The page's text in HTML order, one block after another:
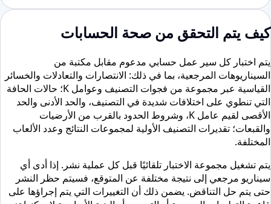
كيف يتم التحقق من صحة الحسابات
يتم اختبار كل سير عمل حسابي مدعوم مقابل مكتبة من
السيناريوهات المرجعية، بما في ذلك: الانتصارات والتعادلات والخسائر
القياسية عبر مجموعة من فجوات التصنيف وعوامل K؛ حالات الحافة
التي تنطوي على اختلافات شديدة في التصنيف، والحد الأدنى والحد
الأقصى لقيم عامل K، وشروط الحدود بالقرب من الأرضيات
والقبعات؛ تقديرات التصنيف الأولية لمجموعات النتائج وعدد الألعاب
المختلفة.
يتم تشغيل مجموعة الاختبار تلقائيًا قبل كل عملية نشر. إذا أدى أي
سيناريو مرجعي إلى نتيجة مختلفة عن المتوقع، فسيتم حظر النشر
حتى يتم حل التناقض. يضمن ذلك أن التغييرات التي يتم إجراؤها على